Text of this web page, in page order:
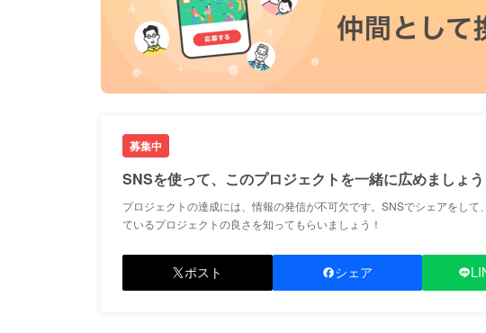
募集中
SNSを使って、このプロジェクトを一緒に広めましょう
プロジェクトの達成には、情報の発信が不可欠です。SNSでシェアをして
ているプロジェクトの良さを知ってもらいましょう！
ポスト シェア